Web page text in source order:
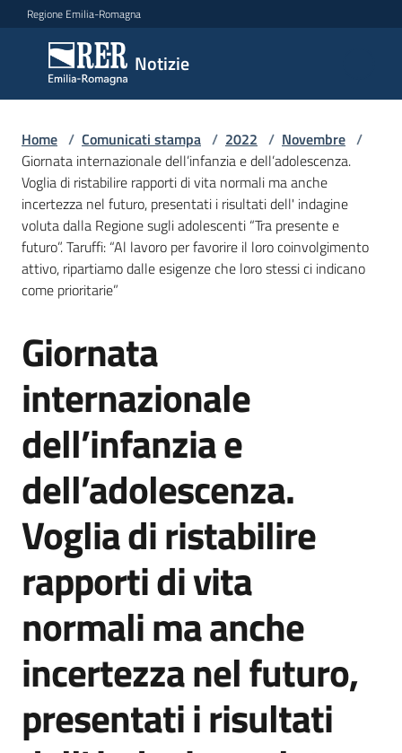
Vai al contenuto
Vai alla navigazione
Vai al footer
Regione Emilia-Romagna
Notizie
Notizie
Comunicati
stampa
Menu selezionato
Cerca
un
comunicato
Risorse
Agenzia
di
informazione
e
comunicazione
Seguici
su
Home / Comunicati stampa / 2022 / Novembre /
Giornata internazionale dell’infanzia e dell’adolescenza.
Voglia di ristabilire rapporti di vita normali ma anche
incertezza nel futuro, presentati i risultati dell' indagine
voluta dalla Regione sugli adolescenti “Tra presente e
futuro”. Taruffi: “Al lavoro per favorire il loro coinvolgimento
attivo, ripartiamo dalle esigenze che loro stessi ci indicano
come prioritarie”
Salta al contenuto
Giornata
internazionale
dell’infanzia e
dell’adolescenza.
Voglia di ristabilire
rapporti di vita
normali ma anche
incertezza nel futuro,
presentati i risultati